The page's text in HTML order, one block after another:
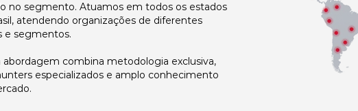
no segmento. Atuamos em todos os estados
atendendo organizações de diferentes
e segmentos.
abordagem combina metodologia exclusiva,
especializados e amplo conhecimento